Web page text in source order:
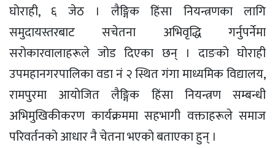
घोराही, ६ जेठ । लैङ्गिक हिंसा नियन्त्रणका लागि
समुदायस्तरबाट सचेतना अभिवृद्धि गर्नुपर्नेमा
सरोकारवालाहरूले जोड दिएका छन् । दाङको घोराही
उपमहानगरपालिका वडा नं २ स्थित गंगा माध्यमिक विद्यालय,
रामपुरमा आयोजित लैङ्गिक हिंसा नियन्त्रण सम्बन्धी
अभिमुखिकीकरण कार्यक्रममा सहभागी वक्ताहरूले समाज
परिवर्तनको आधार नै चेतना भएको बताएका हुन् ।